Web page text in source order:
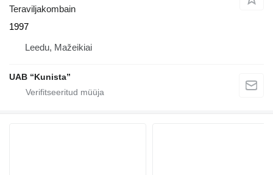
Teraviljakombain
1997
Leedu, Mažeikiai
UAB “Kunista”